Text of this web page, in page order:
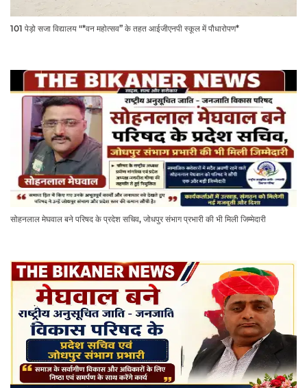
101 पेड़ो सजा विद्यालय "*वन महोत्सव” के तहत आईजीएनपी स्कूल में पौधारोपण*
सोहनलाल मेघवाल बने परिषद के प्रदेश सचिव, जोधपुर संभाग प्रभारी की भी मिली जिम्मेदारी